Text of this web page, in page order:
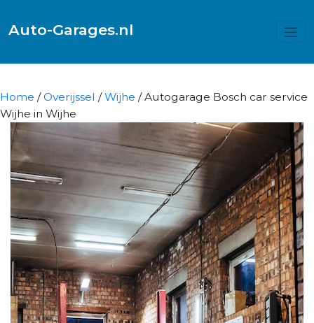
Auto-Garages.nl
Home /Overijssel /Wijhe / Autogarage Bosch car service
Wijhe in Wijhe